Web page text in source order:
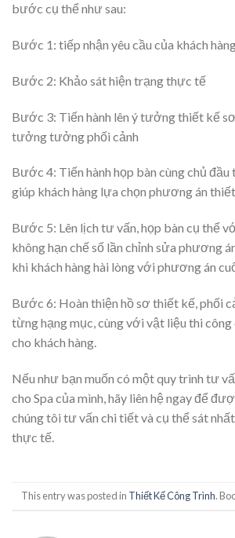
bước cụ thể như sau:
Bước 1: tiếp nhận yêu cầu của khách
Bước 2: Khảo sát hiện trạng thực tế
Bước 3: Tiến hành lên ý tưởng thiết kế
tưởng tưởng phối cảnh
Bước 4: Tiến hành họp bàn cùng chủ đầu
giúp khách hàng lựa chọn phương án
Bước 5: Lên lịch tư vấn, họp bàn cụ thể
không hạn chế số lần chỉnh sửa phương
khi khách hàng hài lòng với phương án
Bước 6: Hoàn thiện hồ sơ thiết kế, phối
từng hạng mục, cùng với vật liệu thi công
cho khách hàng.
Nếu như bạn muốn có một quy trình tư
cho Spa của mình, hãy liên hệ ngay để
chúng tôi tư vấn chi tiết và cụ thể sát
thực tế.
This entry was posted in Thiết Kế Công Trình.